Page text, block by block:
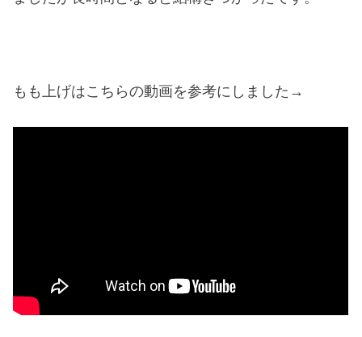
もも上げはこちらの動画を参考にしました→